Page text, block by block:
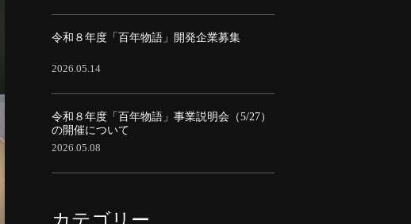
令和８年度「百年物語」開発企業募集
2026.05.14
令和８年度「百年物語」事業説明会（5/27）
の開催について
2026.05.08